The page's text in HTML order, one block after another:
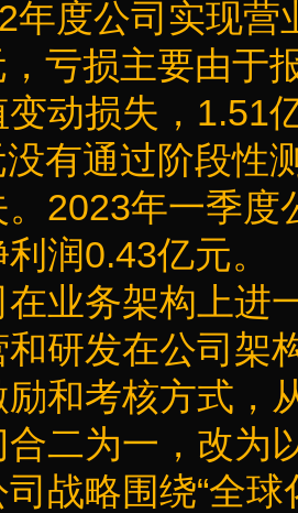
公司实现营
亏损主要由于
动损失，1.51
有通过阶段性
2023年一季度
润0.43亿元。
务架构上进一
和研发在公司架
和考核方式，
二为一，改为
战略围绕“全